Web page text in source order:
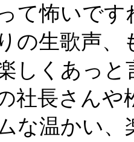
て怖いです
の生歌声、
しくあっ
社長さんや
な温かい